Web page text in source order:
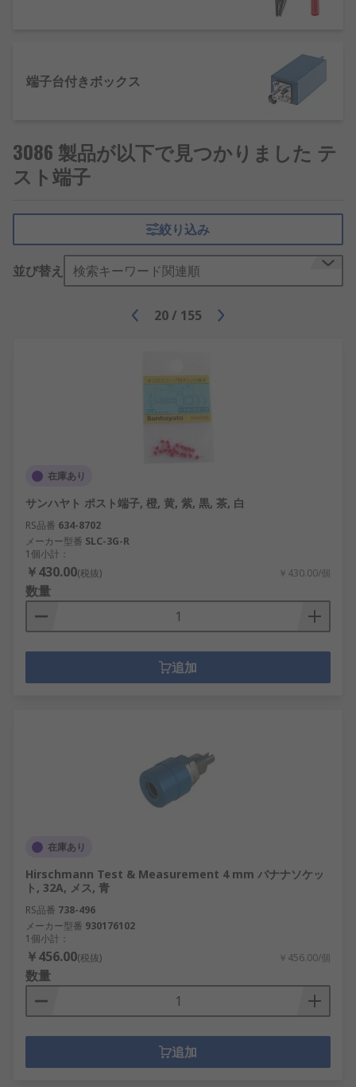
端子台付きボックス
3086 製品が以下で見つかりました テ
スト端子
絞り込み
並び替え 検索キーワード関連順
20/ 155
在庫あり
サンハヤト ポスト端子, 橙, 黄, 紫, 黒, 茶, 白
RS品番 634-8702
メーカー型番 SLC-3G-R
1個小計：
￥430.00(税抜) ￥430.00/個
数量
追加
在庫あり
Hirschmann Test & Measurement 4 mm バナナソケッ
ト, 32A, メス, 青
RS品番 738-496
メーカー型番 930176102
1個小計：
￥456.00(税抜) ￥456.00/個
数量
追加